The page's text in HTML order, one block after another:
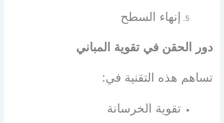
إنهاء السطح
دور الحقن في تقوية المباني
تساهم هذه التقنية في:
تقوية الخرسانة